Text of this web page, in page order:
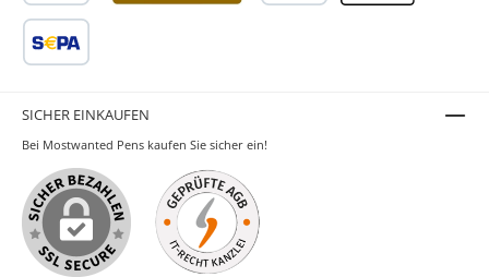
SICHER EINKAUFEN
Bei Mostwanted Pens kaufen Sie sicher ein!